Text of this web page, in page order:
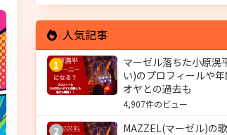
人気記事
1
マーゼル落ちた小原滉
い)のプロフィールや
オヤとの過去も
4,907件のビュー
2
MAZZEL(マーゼル)の